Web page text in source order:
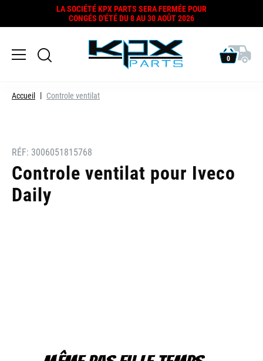
LA SOCIÉTÉ KPX PARTS SERA FERMÉE POUR
CONGÉS D'ÉTÉ DU 8 AU 30 AOÛT 2026
0
Accueil Controle ventilat
RÉF: 3006051815768
Controle ventilat pour Iveco
Daily